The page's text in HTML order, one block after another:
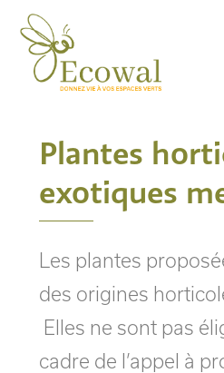
Plantes
exotiques
Les plantes
des origines
Elles ne sont pas
cadre de l’appel à